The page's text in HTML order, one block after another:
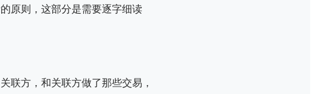
原则，这部分是需要逐字细读
联方，和关联方做了那些交易，